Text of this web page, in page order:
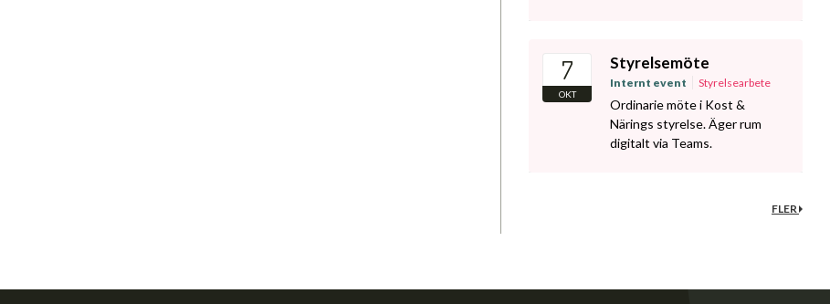
7
OKT
Styrelsemöte
Internt event Styrelsearbete
Ordinarie möte i Kost &
Närings styrelse. Äger rum
digitalt via Teams.
FLER